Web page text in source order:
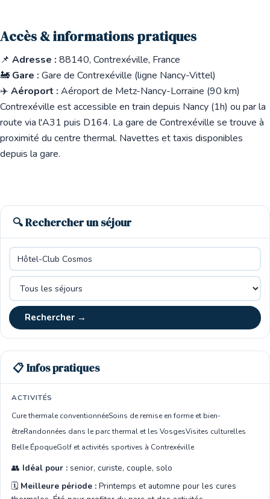
Accès & informations pratiques
📌 Adresse : 88140, Contrexéville, France
🚂 Gare : Gare de Contrexéville (ligne Nancy-Vittel)
✈️ Aéroport : Aéroport de Metz-Nancy-Lorraine (90 km)
Contrexéville est accessible en train depuis Nancy (1h) ou par la
route via l'A31 puis D164. La gare de Contrexéville se trouve à
proximité du centre thermal. Navettes et taxis disponibles
depuis la gare.
🔍 Rechercher un séjour
Rechercher →
📋 Infos pratiques
ACTIVITÉS
Cure thermale conventionnéeSoins de remise en forme et bien-
êtreRandonnées dans le parc thermal et les VosgesVisites culturelles
Belle ÉpoqueGolf et activités sportives à Contrexéville
👥 Idéal pour : senior, curiste, couple, solo
🗓️ Meilleure période : Printemps et automne pour les cures